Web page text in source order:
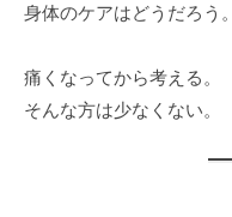
身体のケアはどうだろう。
痛くなってから考える。
そんな方は少なくない。